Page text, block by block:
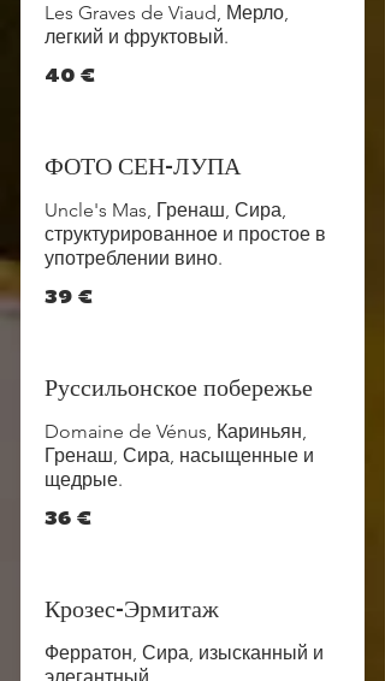
Les Graves de Viaud, Мерло,
легкий и фруктовый.
40 €
ФОТО СЕН-ЛУПА
Uncle's Mas, Гренаш, Сира,
структурированное и простое в
употреблении вино.
39 €
Руссильонское побережье
Domaine de Vénus, Кариньян,
Гренаш, Сира, насыщенные и
щедрые.
36 €
Крозес-Эрмитаж
Ферратон, Сира, изысканный и